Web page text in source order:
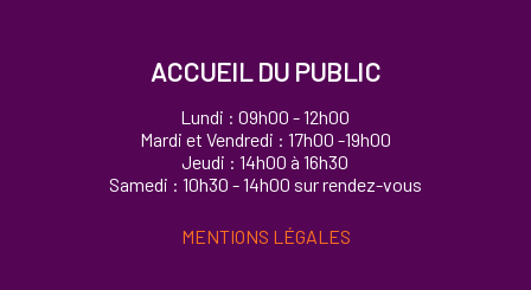
ACCUEIL DU PUBLIC
Lundi : 09h00 - 12h00
Mardi et Vendredi : 17h00 -19h00
Jeudi : 14h00 à 16h30
Samedi : 10h30 - 14h00 sur rendez-vous
MENTIONS LÉGALES